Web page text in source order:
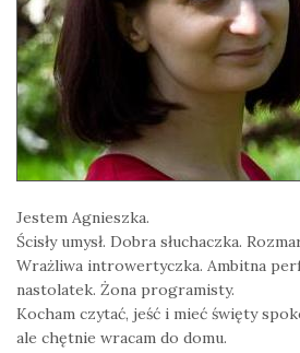
Jestem Agnieszka.
Ścisły umysł. Dobra słuchaczka.
Wrażliwa introwertyczka. Ambitna
nastolatek. Żona programisty.
Kocham czytać, jeść i mieć święty
ale chętnie wracam do domu.